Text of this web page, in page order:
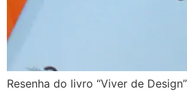
Resenha do livro “Viver de